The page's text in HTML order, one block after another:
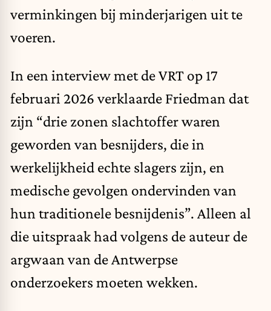
verminkingen bij minderjarigen uit te
voeren.
In een interview met de VRT op 17
februari 2026 verklaarde Friedman dat
zijn “drie zonen slachtoffer waren
geworden van besnijders, die in
werkelijkheid echte slagers zijn, en
medische gevolgen ondervinden van
hun traditionele besnijdenis”. Alleen al
die uitspraak had volgens de auteur de
argwaan van de Antwerpse
onderzoekers moeten wekken.